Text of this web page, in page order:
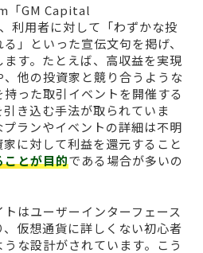
GM Capital
利用者に対して「わずかな投
」といった宣伝文句を掲げ、
ます。たとえば、高収益を実現
他の投資家と競り合うような
った取引イベントを開催する
き込む手法が取られていま
ランやイベントの詳細は不明
に対して利益を還元すること
ことが目的である場合が多いの
はユーザーインターフェース
仮想通貨に詳しくない初心者
な設計がされています。こう